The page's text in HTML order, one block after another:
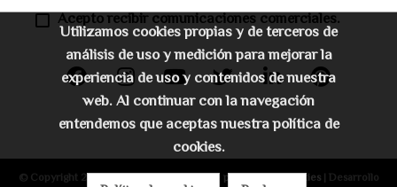
Acepto recibir comunicaciones comerciales.
© Copyright 2026 |Aviso legal|Política de privacidad|Cookies| Desarrollo
Utilizamos cookies propias y de terceros de
análisis de uso y medición para mejorar la
experiencia de uso y contenidos de nuestra
web. Al continuar con la navegación
entendemos que aceptas nuestra política de
cookies.